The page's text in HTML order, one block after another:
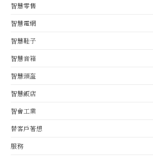
智慧零售
智慧電網
智慧鞋子
智慧音箱
智慧頭盔
智慧飯店
智會工業
替客戶著想
服務